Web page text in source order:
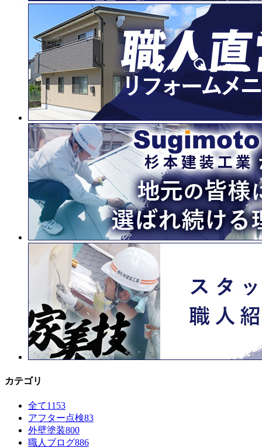
カテゴリ
全て1153
アフター点検83
外壁塗装800
職人ブログ886